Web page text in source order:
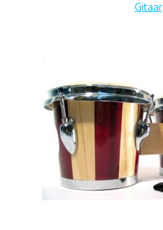
Gitaar